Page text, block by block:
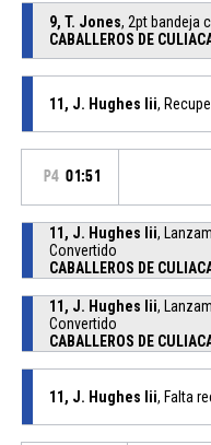
9, T. Jones, 2pt bandeja
CABALLEROS DE
11, J. Hughes Iii,
P4 01:51
11, J. Hughes Iii,
Convertido
CABALLEROS DE
11, J. Hughes Iii,
Convertido
CABALLEROS DE
11, J. Hughes Iii, Falta